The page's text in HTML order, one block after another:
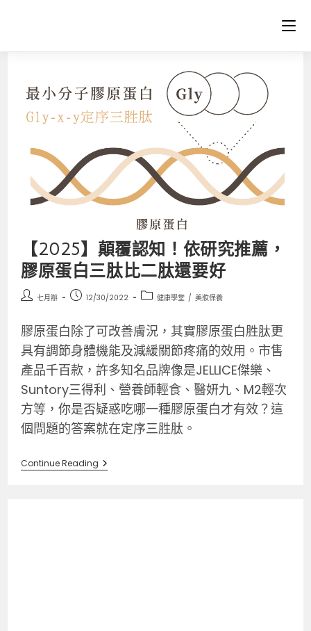
【2025】顛覆認知！依研究推薦，
膠原蛋白三肽比二肽還要好
七月辦 12/30/2022 健康學堂 / 美妝保養
膠原蛋白除了可改善膚況，其實膠原蛋白胜肽更
具有調節身體機能及減緩關節疼痛的效用。市售
產品千百款，許多知名品牌像是JELLICE傑樂、
Suntory三得利、營養師輕食、醫妍九、M2輕次
方等，你是否疑惑吃哪一種膠原蛋白才有效？這
個問題的答案就在定序三胜肽。
Continue Reading